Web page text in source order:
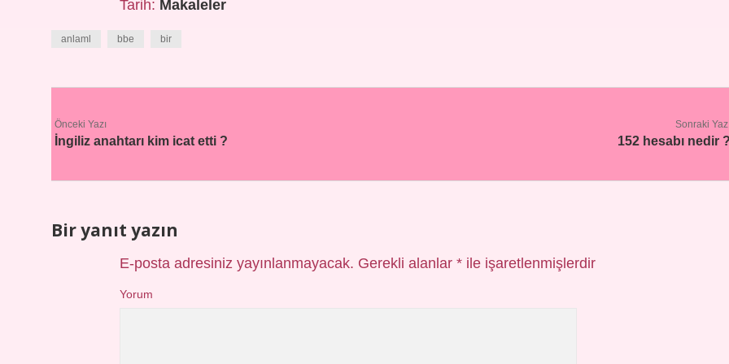
Tarih: Makaleler
anlaml bbe bir
Önceki Yazı
İngiliz anahtarı kim icat etti ?
Sonraki
152 hesabı nedir
Bir yanıt yazın
E-posta adresiniz yayınlanmayacak. Gerekli alanlar *ile işaretlenmişlerdir
Yorum